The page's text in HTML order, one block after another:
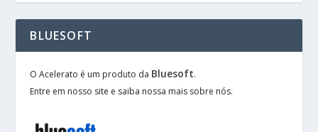
BLUESOFT
O Acelerato é um produto da Bluesoft.
Entre em nosso site e saiba nossa mais sobre nós.